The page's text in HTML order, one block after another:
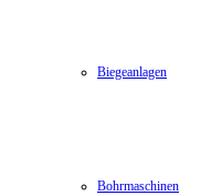
Biegeanlagen
Bohrmaschinen